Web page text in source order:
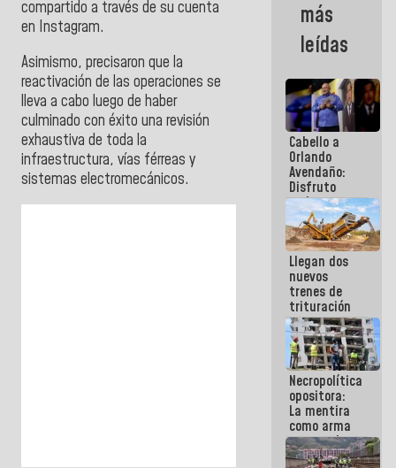
compartido a través de su cuenta
en Instagram.
Asimismo, precisaron que la
reactivación de las operaciones se
lleva a cabo luego de haber
culminado con éxito una revisión
exhaustiva de toda la
infraestructura, vías férreas y
sistemas electromecánicos.
contra el
Pueblo
más
leídas
Cabello a
Orlando
Avendaño:
Disfruto
cada vez
que escribes
porque lo
que haces
es
embarrarla
Llegan dos
nuevos
trenes de
trituración
para
optimizar
manejo de
escombros
en La Guaira
Necropolítica
opositora:
La mentira
como arma
contra el
Pueblo